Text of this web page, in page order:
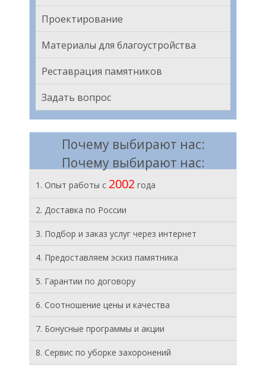
Проектирование
Материалы для благоустройства
Реставрация памятников
Задать вопрос
Почему выбирают нас:
Почему выбирают нас:
1. Опыт работы с 2002 года
2. Доставка по России
3. Подбор и заказ услуг через интернет
4. Предоставляем эскиз памятника
5. Гарантии по договору
6. Соотношение цены и качества
7. Бонусные программы и акции
8. Cервис по уборке захоронений